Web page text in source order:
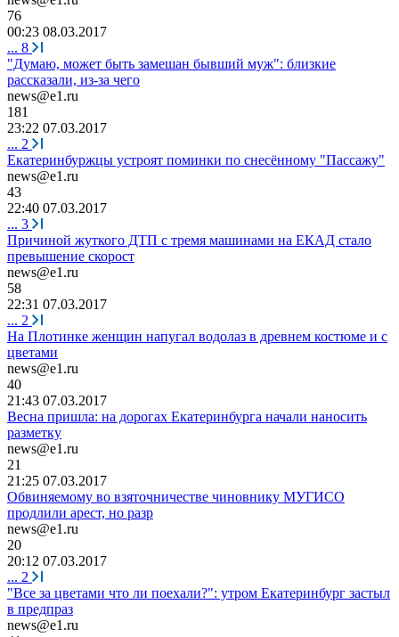
76
00:23 08.03.2017
... 8
"Думаю, может быть замешан бывший муж": близкие
рассказали, из-за чего
news@e1.ru
181
23:22 07.03.2017
... 2
Екатеринбуржцы устроят поминки по снесённому "Пассажу"
news@e1.ru
43
22:40 07.03.2017
... 3
Причиной жуткого ДТП с тремя машинами на ЕКАД стало
превышение скорост
news@e1.ru
58
22:31 07.03.2017
... 2
На Плотинке женщин напугал водолаз в древнем костюме и с
цветами
news@e1.ru
40
21:43 07.03.2017
Весна пришла: на дорогах Екатеринбурга начали наносить
разметку
news@e1.ru
21
21:25 07.03.2017
Обвиняемому во взяточничестве чиновнику МУГИСО
продлили арест, но разр
news@e1.ru
20
20:12 07.03.2017
... 2
"Все за цветами что ли поехали?": утром Екатеринбург застыл
в предпраз
news@e1.ru